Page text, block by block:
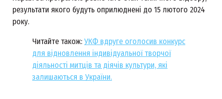
результати якого будуть оприлюднені до 15 лютого 2024
року.
Читайте також: УКФ вдруге оголосив конкурс
для відновлення індивідуальної творчої
діяльності митців та діячів культури, які
залишаються в України.